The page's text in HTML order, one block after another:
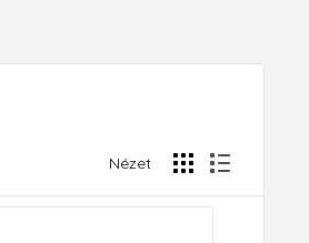
Nézet